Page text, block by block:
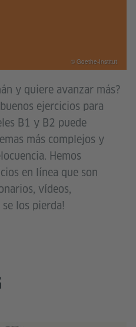
y quiere avanzar más?
ejercicios para
B1 y B2 puede
más complejos y
Hemos
en línea que son
vídeos,
los pierda!
© Goethe-Institut